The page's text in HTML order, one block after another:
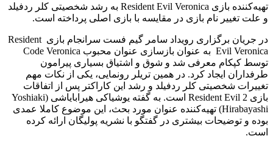
تهیه‌کننده بازی Resident Evil Veronica به رشد شخصیتی کلر ردفیلد
و علت تغییر نام بازی در مقایسه با بازی اصلی پرداخته است.
در جریان برگزاری رویداد سامر گیم فست سرانجام بازی Resident
Evil Veronica به عنوان بازسازی عنوان محبوب Code Veronica
توسط کپکام معرفی شد و شوق و اشتیاق بسیاری پیرامون
طرفداران ایجاد کرد. در همین تریلر رونمایی، یکی از نکات مهم
تغییرات شخصیتی کلر ردفیلد و رشد این کاراکتر پس از اتفاقات
بازی Resident Evil 2 است. به گفته یوشیاکی هیرابایاشی (Yoshiaki
Hirabayashi) تهیه‌کننده عنوان مورد بحث، این موضوع کاملا عمدی
بوده و توضیحات بیشتری در گفتگو با نشریه پولیگان ارائه کرده
است.